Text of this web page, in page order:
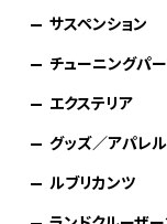
サスペンション
チューニングパ
エクステリア
グッズ／アパレル
ルブリカンツ